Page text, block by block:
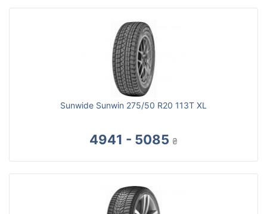
Sunwide Sunwin 275/50 R20 113T XL
4941 - 5085 ₴